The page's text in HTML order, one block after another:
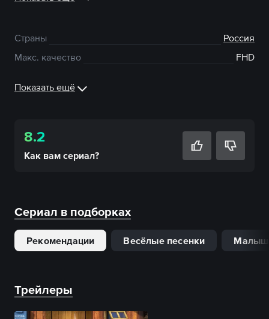
Страны
Россия
Макс. качество
FHD
Показать ещё
8.2
Как вам сериал?
Сериал в подборках
Рекомендации Весёлые песенки
Трейлеры